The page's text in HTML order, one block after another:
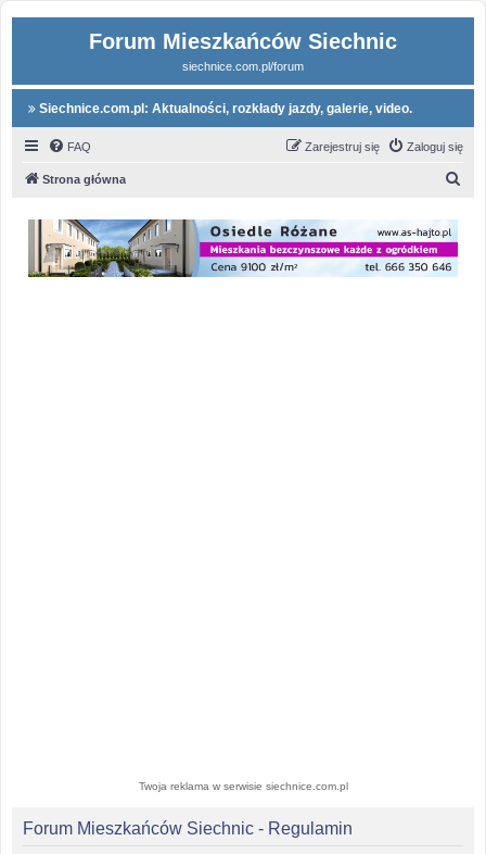
Forum Mieszkańców Siechnic
siechnice.com.pl/forum
Siechnice.com.pl: Aktualności, rozkłady jazdy, galerie, video.
FAQ Zaloguj się
Zarejestruj się
Strona główna
Twoja reklama w serwisie siechnice.com.pl
Forum Mieszkańców Siechnic - Regulamin